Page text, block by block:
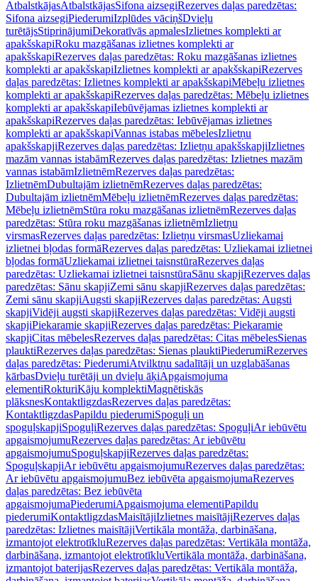
AtbalstkājasAtbalstkājasSifona aizsegiRezerves daļas paredzētas:
Sifona aizsegiPiederumiIzplūdes vāciņšDvieļu
turētājsStiprinājumiDekoratīvās apmalesIzlietnes komplekti ar
apakšskapiRoku mazgāšanas izlietnes komplekti ar
apakšskapiRezerves daļas paredzētas: Roku mazgāšanas izlietnes
komplekti ar apakšskapiIzlietnes komplekti ar apakšskapiRezerves
daļas paredzētas: Izlietnes komplekti ar apakšskapiMēbeļu izlietnes
komplekti ar apakšskapiRezerves daļas paredzētas: Mēbeļu izlietnes
komplekti ar apakšskapiIebūvējamas izlietnes komplekti ar
apakšskapiRezerves daļas paredzētas: Iebūvējamas izlietnes
komplekti ar apakšskapiVannas istabas mēbelesIzlietņu
apakšskapjiRezerves daļas paredzētas: Izlietņu apakšskapjiIzlietnes
mazām vannas istabāmRezerves daļas paredzētas: Izlietnes mazām
vannas istabāmIzlietnēmRezerves daļas paredzētas:
IzlietnēmDubultajām izlietnēmRezerves daļas paredzētas:
Dubultajām izlietnēmMēbeļu izlietnēmRezerves daļas paredzētas:
Mēbeļu izlietnēmStūra roku mazgāšanas izlietnēmRezerves daļas
paredzētas: Stūra roku mazgāšanas izlietnēmIzlietņu
virsmasRezerves daļas paredzētas: Izlietņu virsmasUzliekamai
izlietnei bļodas formāRezerves daļas paredzētas: Uzliekamai izlietnei
bļodas formāUzliekamai izlietnei taisnstūraRezerves daļas
paredzētas: Uzliekamai izlietnei taisnstūraSānu skapjiRezerves daļas
paredzētas: Sānu skapjiZemi sānu skapjiRezerves daļas paredzētas:
Zemi sānu skapjiAugsti skapjiRezerves daļas paredzētas: Augsti
skapjiVidēji augsti skapjiRezerves daļas paredzētas: Vidēji augsti
skapjiPiekaramie skapjiRezerves daļas paredzētas: Piekaramie
skapjiCitas mēbelesRezerves daļas paredzētas: Citas mēbelesSienas
plauktiRezerves daļas paredzētas: Sienas plauktiPiederumiRezerves
daļas paredzētas: PiederumiAtvilktņu sadalītāji un uzglabāšanas
kārbasDvieļu turētāji un dvieļu āķiApgaismojuma
elementiRokturiKāju komplektiMagnētiskās
plāksnesKontaktligzdasRezerves daļas paredzētas:
KontaktligzdasPapildu piederumiSpoguļi un
spoguļskapjiSpoguļiRezerves daļas paredzētas: SpoguļiAr iebūvētu
apgaismojumuRezerves daļas paredzētas: Ar iebūvētu
apgaismojumuSpoguļskapjiRezerves daļas paredzētas:
SpoguļskapjiAr iebūvētu apgaismojumuRezerves daļas paredzētas:
Ar iebūvētu apgaismojumuBez iebūvēta apgaismojumaRezerves
daļas paredzētas: Bez iebūvēta
apgaismojumaPiederumiApgaismojuma elementiPapildu
piederumiKontaktligzdasMaisītājiIzlietnes maisītājiRezerves daļas
paredzētas: Izlietnes maisītājiVertikāla montāža, darbināšana,
izmantojot elektrotīkluRezerves daļas paredzētas: Vertikāla montāža,
darbināšana, izmantojot elektrotīkluVertikāla montāža, darbināšana,
izmantojot baterijasRezerves daļas paredzētas: Vertikāla montāža,